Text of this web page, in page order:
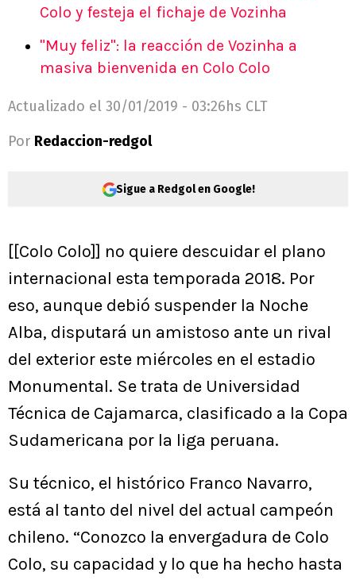
Colo y festeja el fichaje de Vozinha
"Muy feliz": la reacción de Vozinha a
masiva bienvenida en Colo Colo
Actualizado el 30/01/2019 - 03:26hs CLT
Por Redaccion-redgol
Sigue a Redgol en Google!
[[Colo Colo]] no quiere descuidar el plano
internacional esta temporada 2018. Por
eso, aunque debió suspender la Noche
Alba, disputará un amistoso ante un rival
del exterior este miércoles en el estadio
Monumental. Se trata de Universidad
Técnica de Cajamarca, clasificado a la Copa
Sudamericana por la liga peruana.
Su técnico, el histórico Franco Navarro,
está al tanto del nivel del actual campeón
chileno. “Conozco la envergadura de Colo
Colo, su capacidad y lo que ha hecho hasta